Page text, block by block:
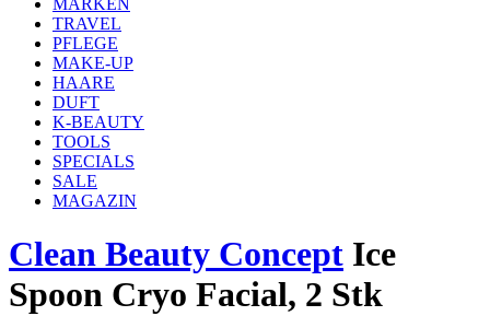
MARKEN
TRAVEL
PFLEGE
MAKE-UP
HAARE
DUFT
K-BEAUTY
TOOLS
SPECIALS
SALE
MAGAZIN
Clean Beauty Concept Ice
Spoon Cryo Facial, 2 Stk